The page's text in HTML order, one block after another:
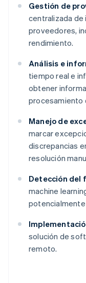
Gestión de
centralizada de
proveedores,
rendimiento.
Análisis e
tiempo real e
obtener
procesamiento
Manejo de
marcar
discrepancias
resolución
Detección del
machine
solución de
remoto.